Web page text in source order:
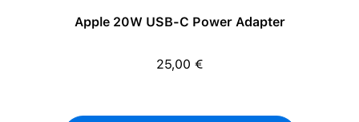
Apple 20W USB-C Power Adapter
Regulärer Preis:
25,00 €